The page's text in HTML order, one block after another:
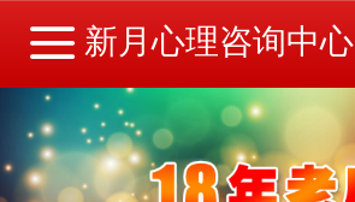
新月心理咨询中心